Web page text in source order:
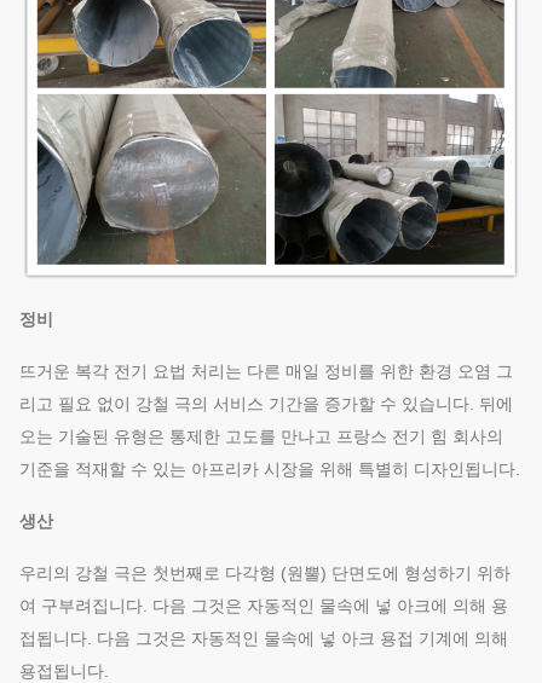
정비
뜨거운 복각 전기 요법 처리는 다른 매일 정비를 위한 환경 오염 그
리고 필요 없이 강철 극의 서비스 기간을 증가할 수 있습니다. 뒤에
오는 기술된 유형은 통제한 고도를 만나고 프랑스 전기 힘 회사의
기준을 적재할 수 있는 아프리카 시장을 위해 특별히 디자인됩니다.
생산
우리의 강철 극은 첫번째로 다각형 (원뿔) 단면도에 형성하기 위하
여 구부려집니다. 다음 그것은 자동적인 물속에 넣 아크에 의해 용
접됩니다. 다음 그것은 자동적인 물속에 넣 아크 용접 기계에 의해
용접됩니다.